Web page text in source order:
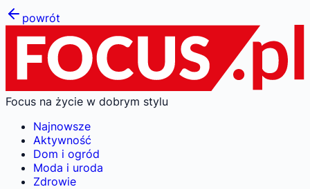
powrót
Focus na życie w dobrym stylu
Najnowsze
Aktywność
Dom i ogród
Moda i uroda
Zdrowie